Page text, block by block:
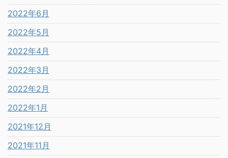
2022年6月
2022年5月
2022年4月
2022年3月
2022年2月
2022年1月
2021年12月
2021年11月